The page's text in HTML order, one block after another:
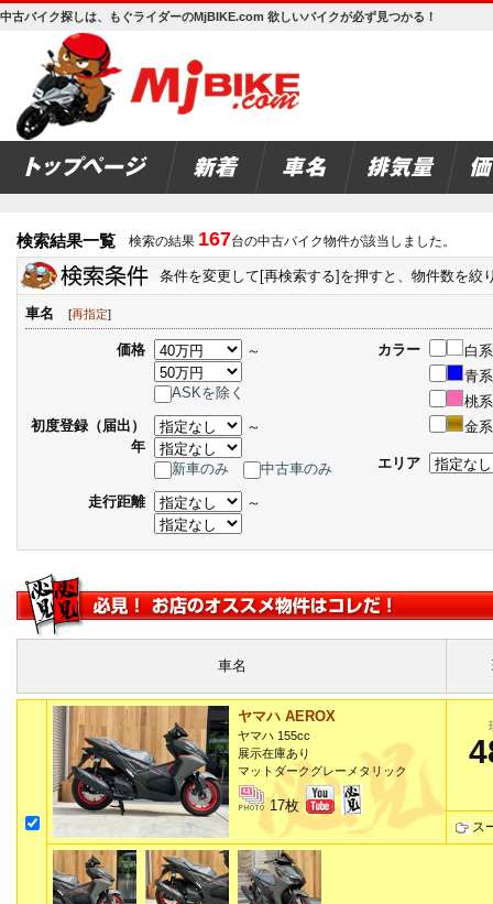
中古バイク探しは、もぐライダーのMjBIKE.com 欲しいバイクが必ず見つかる！
検索結果一覧 検索の結果 167台の中古バイク物件が該当しました。
条件を変更して[再検索する]を押すと、物件数を絞
車名 [再指定]
価格 ～
ASKを除く
初度登録（届出）
年
～
新車のみ
中古車のみ
走行距離
～
カラー
白系
青系
桃系
金系
エリア
車名
ヤマハ AEROX
ヤマハ 155cc
展示在庫あり
マットダークグレーメタリック
17枚
ス